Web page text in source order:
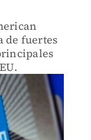
de fuertes